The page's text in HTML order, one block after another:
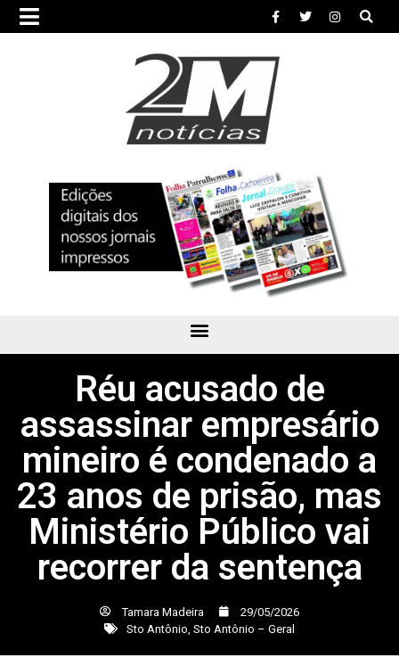
Réu acusado de
assassinar empresário
mineiro é condenado a
23 anos de prisão, mas
Ministério Público vai
recorrer da sentença
Tamara Madeira
29/05/2026
Sto Antônio Sto Antônio – Geral